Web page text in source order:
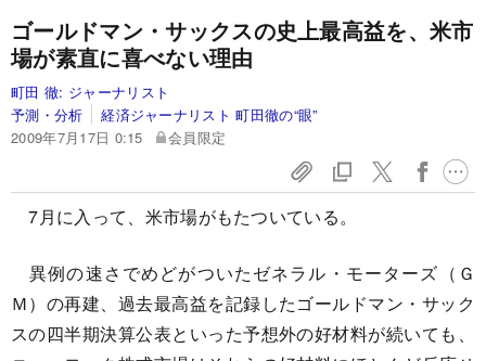
ゴールドマン・サックスの史上最高益を、米市
場が素直に喜べない理由
町田 徹: ジャーナリスト
予測・分析
経済ジャーナリスト 町田徹の“眼”
2009年7月17日 0:15
会員限定
7月に入って、米市場がもたついている。
異例の速さでめどがついたゼネラル・モーターズ（Ｇ
Ｍ）の再建、過去最高益を記録したゴールドマン・サック
スの四半期決算公表といった予想外の好材料が続いても、